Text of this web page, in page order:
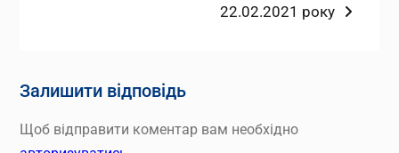
запис:
22.02.2021 року
Залишити відповідь
Щоб відправити коментар вам необхідно